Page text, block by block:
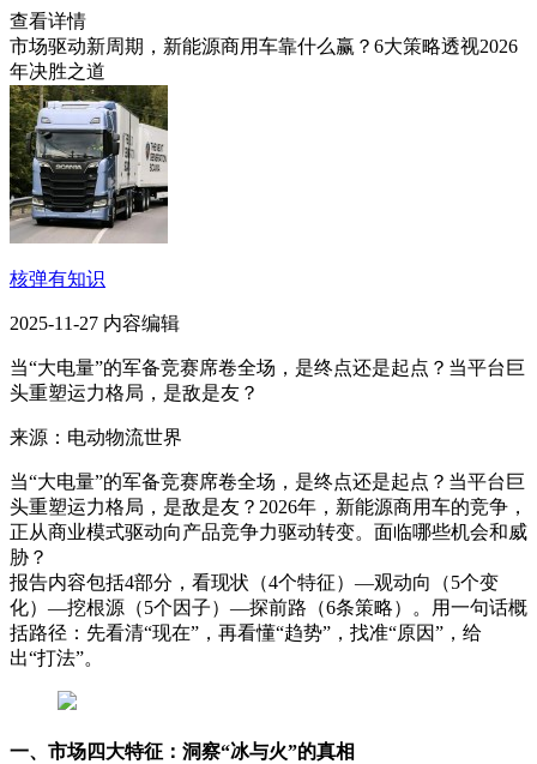
查看详情
市场驱动新周期，新能源商用车靠什么赢？6大策略透视2026
年决胜之道
核弹有知识
2025-11-27 内容编辑
当“大电量”的军备竞赛席卷全场，是终点还是起点？当平台巨
头重塑运力格局，是敌是友？
来源：电动物流世界
当“大电量”的军备竞赛席卷全场，是终点还是起点？当平台巨
头重塑运力格局，是敌是友？2026年，新能源商用车的竞争，
正从商业模式驱动向产品竞争力驱动转变。面临哪些机会和威
胁？
报告内容包括4部分，看现状（4个特征）—观动向（5个变
化）—挖根源（5个因子）—探前路（6条策略）。用一句话概
括路径：先看清“现在”，再看懂“趋势”，找准“原因”，给
出“打法”。
一、市场四大特征：洞察“冰与火”的真相